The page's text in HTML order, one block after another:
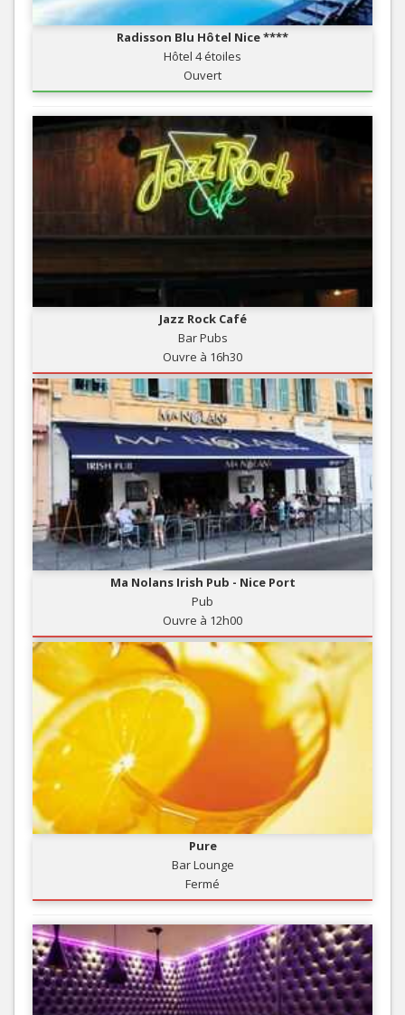
Radisson Blu Hôtel Nice ****
Hôtel 4 étoiles
Ouvert
Jazz Rock Café
Bar Pubs
Ouvre à 16h30
Ma Nolans Irish Pub - Nice Port
Pub
Ouvre à 12h00
Pure
Bar Lounge
Fermé